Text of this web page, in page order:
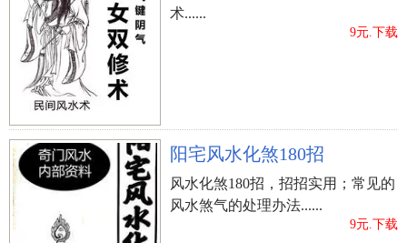
术......
9元.下载
阳宅风水化煞180招
风水化煞180招，招招实用；常见的
风水煞气的处理办法......
9元.下载